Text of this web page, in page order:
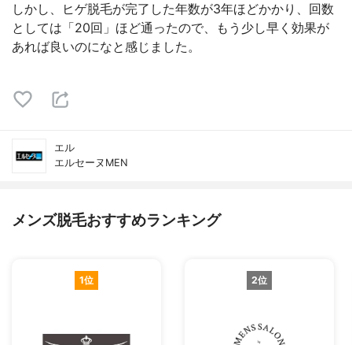
しかし、ヒゲ脱毛が完了した年数が3年ほどかかり、回数
としては「20回」ほど通ったので、もう少し早く効果が
あれば良いのになと感じました。
エル
エルセーヌMEN
メンズ脱毛おすすめランキング
1位 2位